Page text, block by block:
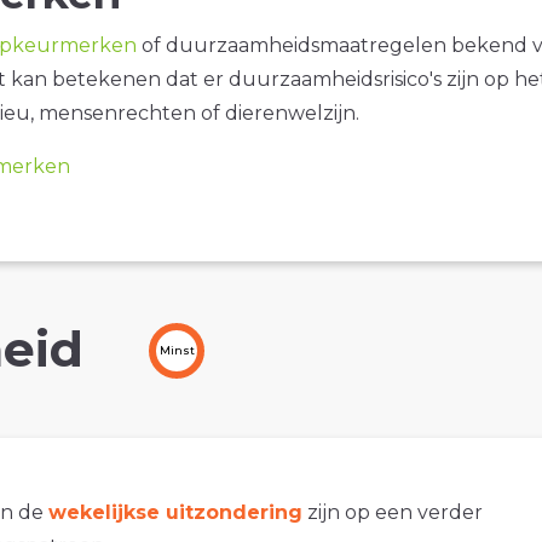
of duurzaamheidsmaatregelen bekend
kan betekenen dat er duurzaamheidsrisico's zijn op
mensenrechten of dierenwelzijn.
Minst
de wekelijkse uitzondering zijn op een verder